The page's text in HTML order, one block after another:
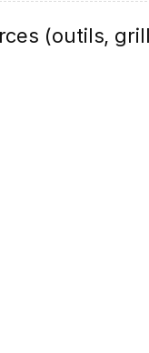
(outils,